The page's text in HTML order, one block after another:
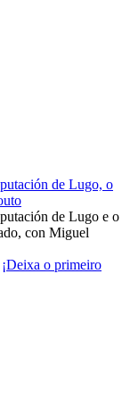
de Lugo, o
de Lugo e o
con Miguel
¡Deixa o primeiro